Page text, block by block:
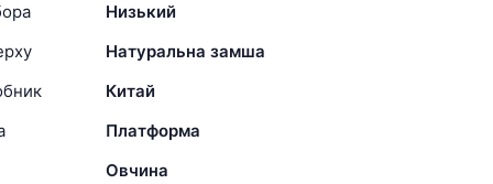
Низький
Натуральна замша
Китай
Платформа
Овчина